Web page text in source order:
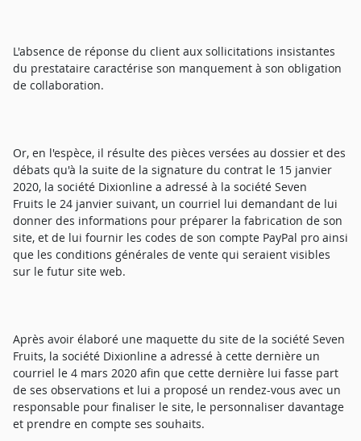
L'absence de réponse du client aux sollicitations insistantes
du prestataire caractérise son manquement à son obligation
de collaboration.
Or, en l'espèce, il résulte des pièces versées au dossier et des
débats qu'à la suite de la signature du contrat le 15 janvier
2020, la société Dixionline a adressé à la société Seven
Fruits le 24 janvier suivant, un courriel lui demandant de lui
donner des informations pour préparer la fabrication de son
site, et de lui fournir les codes de son compte PayPal pro ainsi
que les conditions générales de vente qui seraient visibles
sur le futur site web.
Après avoir élaboré une maquette du site de la société Seven
Fruits, la société Dixionline a adressé à cette dernière un
courriel le 4 mars 2020 afin que cette dernière lui fasse part
de ses observations et lui a proposé un rendez-vous avec un
responsable pour finaliser le site, le personnaliser davantage
et prendre en compte ses souhaits.